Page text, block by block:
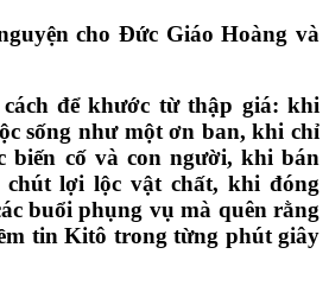
cho Đức Giáo Hoàng và
để khước từ thập giá: khi
sống như một ơn ban, khi chỉ
biến cố và con người, khi bán
lợi lộc vật chất, khi đóng
buổi phụng vụ mà quên rằng
tin Kitô trong từng phút giây